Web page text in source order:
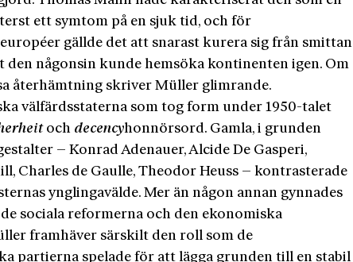
ett symtom på en sjuk tid, och för
gällde det att snarast kurera sig från smittan
någonsin kunde hemsöka kontinenten igen. Om
återhämtning skriver Müller glimrande.
välfärdsstaterna som tog form under 1950-talet
och decencyhonnörsord. Gamla, i grunden
– Konrad Adenauer, Alcide De Gasperi,
Charles de Gaulle, Theodor Heuss – kontrasterade
ynglingavälde. Mer än någon annan gynnades
sociala reformerna och den ekonomiska
framhäver särskilt den roll som de
partierna spelade för att lägga grunden till en stabil